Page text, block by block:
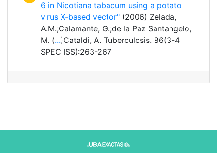
6 in Nicotiana tabacum using a potato
virus X-based vector" (2006) Zelada,
A.M.;Calamante, G.;de la Paz Santangelo,
M. (...)Cataldi, A. Tuberculosis. 86(3-4
SPEC ISS):263-267